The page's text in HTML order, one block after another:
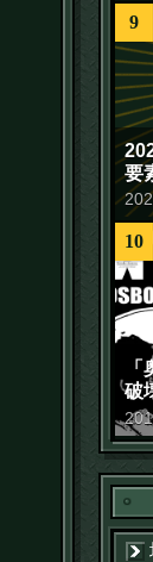
9
要
10
破
景